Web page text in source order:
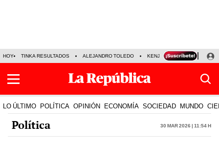
HOY TINKA RESULTADOS ALEJANDRO TOLEDO KENJI FUJIMORI
LO ÚLTIMO POLÍTICA OPINIÓN ECONOMÍA SOCIEDAD MUNDO
Política 30 Mar 2026 | 11:54 h